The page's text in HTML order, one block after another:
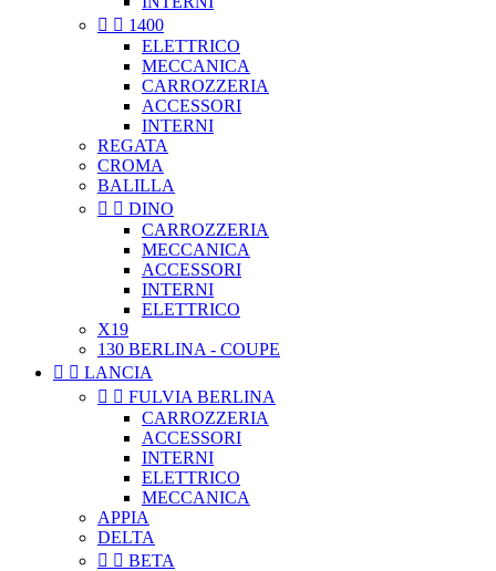
  1400
ELETTRICO
MECCANICA
CARROZZERIA
ACCESSORI
INTERNI
REGATA
CROMA
BALILLA
  DINO
CARROZZERIA
MECCANICA
ACCESSORI
INTERNI
ELETTRICO
X19
130 BERLINA - COUPE
  LANCIA
  FULVIA BERLINA
CARROZZERIA
ACCESSORI
INTERNI
ELETTRICO
MECCANICA
APPIA
DELTA
  BETA